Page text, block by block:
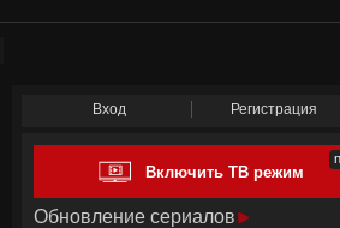
Вход Регистрация
Включить ТВ режим
Обновление сериалов